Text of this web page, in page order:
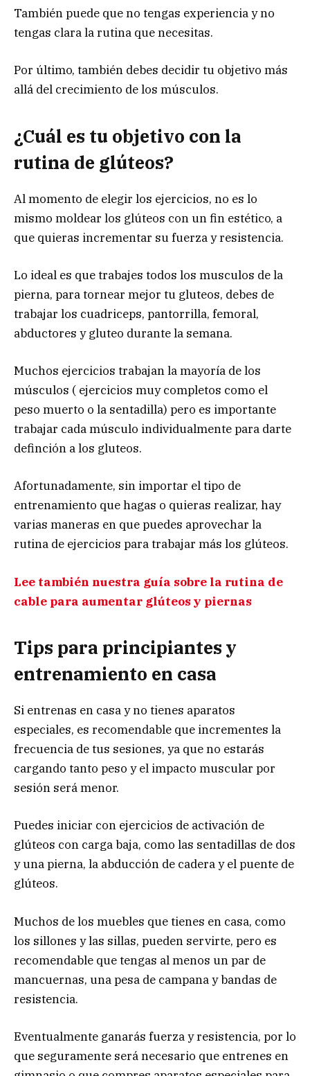
También puede que no tengas experiencia y no
tengas clara la rutina que necesitas.
Por último, también debes decidir tu objetivo más
allá del crecimiento de los músculos.
¿Cuál es tu objetivo con la
rutina de glúteos?
Al momento de elegir los ejercicios, no es lo
mismo moldear los glúteos con un fin estético, a
que quieras incrementar su fuerza y resistencia.
Lo ideal es que trabajes todos los musculos de la
pierna, para tornear mejor tu gluteos, debes de
trabajar los cuadriceps, pantorrilla, femoral,
abductores y gluteo durante la semana.
Muchos ejercicios trabajan la mayoría de los
músculos ( ejercicios muy completos como el
peso muerto o la sentadilla) pero es importante
trabajar cada músculo individualmente para darte
definción a los gluteos.
Afortunadamente, sin importar el tipo de
entrenamiento que hagas o quieras realizar, hay
varias maneras en que puedes aprovechar la
rutina de ejercicios para trabajar más los glúteos.
Lee también nuestra guía sobre la rutina de
cable para aumentar glúteos y piernas
Tips para principiantes y
entrenamiento en casa
Si entrenas en casa y no tienes aparatos
especiales, es recomendable que incrementes la
frecuencia de tus sesiones, ya que no estarás
cargando tanto peso y el impacto muscular por
sesión será menor.
Puedes iniciar con ejercicios de activación de
glúteos con carga baja, como las sentadillas de dos
y una pierna, la abducción de cadera y el puente de
glúteos.
Muchos de los muebles que tienes en casa, como
los sillones y las sillas, pueden servirte, pero es
recomendable que tengas al menos un par de
mancuernas, una pesa de campana y bandas de
resistencia.
Eventualmente ganarás fuerza y resistencia, por lo
que seguramente será necesario que entrenes en